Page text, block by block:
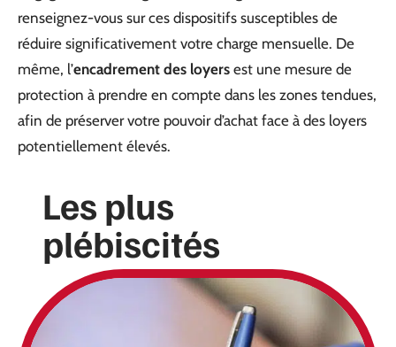
renseignez-vous sur ces dispositifs susceptibles de
réduire significativement votre charge mensuelle. De
même, l’encadrement des loyers est une mesure de
protection à prendre en compte dans les zones tendues,
afin de préserver votre pouvoir d’achat face à des loyers
potentiellement élevés.
Les plus
plébiscités